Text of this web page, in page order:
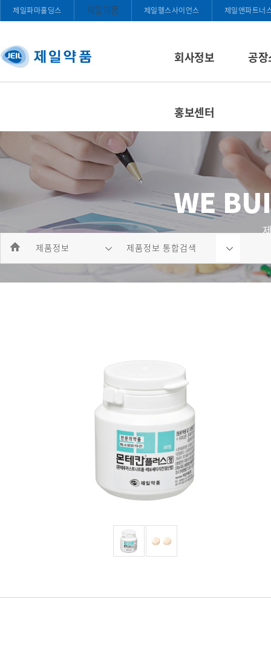
제일파마홀딩스 제일약품 제일헬스사이언스 제일앤파트너
회사정보 공
홍보센터
제품정보 제품정보 통합검색